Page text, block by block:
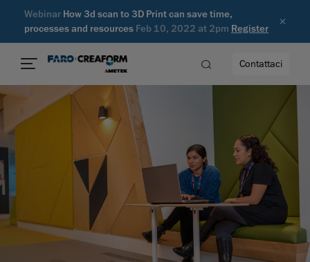
Webinar How 3d scan to 3D Print can save time,
processes and resources Feb 10, 2022 at 2pm Register
Contattaci